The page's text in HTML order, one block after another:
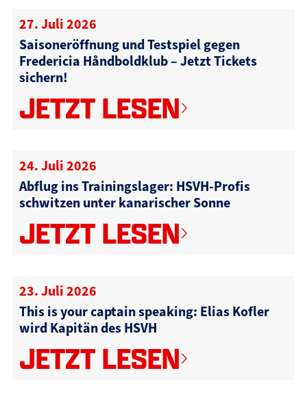
27. Juli 2026
Saisoneröffnung und Testspiel gegen
Fredericia Håndboldklub – Jetzt Tickets
sichern!
JETZT LESEN
24. Juli 2026
Abflug ins Trainingslager: HSVH-Profis
schwitzen unter kanarischer Sonne
JETZT LESEN
23. Juli 2026
This is your captain speaking: Elias Kofler
wird Kapitän des HSVH
JETZT LESEN